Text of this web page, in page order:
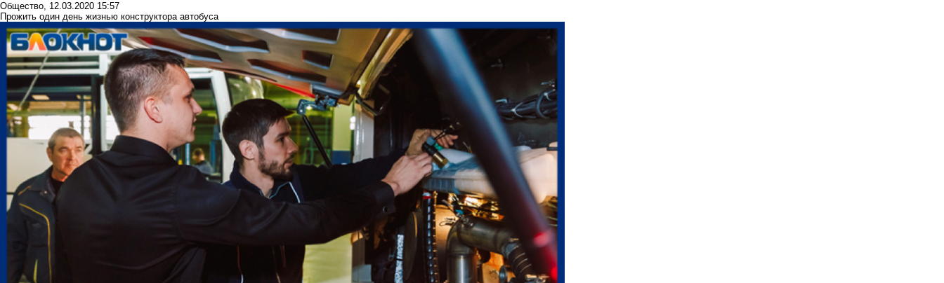
Общество, 12.03.2020 15:57
Прожить один день жизнью конструктора автобуса